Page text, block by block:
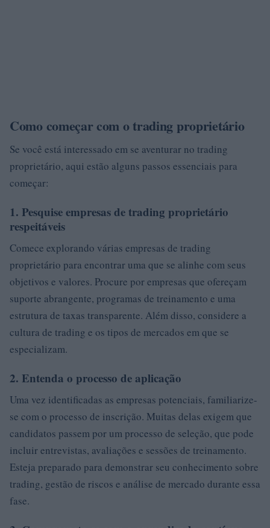
Como começar com o trading proprietário
Se você está interessado em se aventurar no trading
proprietário, aqui estão alguns passos essenciais para
começar:
1. Pesquise empresas de trading proprietário
respeitáveis
Comece explorando várias empresas de trading
proprietário para encontrar uma que se alinhe com seus
objetivos e valores. Procure por empresas que ofereçam
suporte abrangente, programas de treinamento e uma
estrutura de taxas transparente. Além disso, considere a
cultura de trading e os tipos de mercados em que se
especializam.
2. Entenda o processo de aplicação
Uma vez identificadas as empresas potenciais, familiarize-
se com o processo de inscrição. Muitas delas exigem que
candidatos passem por um processo de seleção, que pode
incluir entrevistas, avaliações e sessões de treinamento.
Esteja preparado para demonstrar seu conhecimento sobre
trading, gestão de riscos e análise de mercado durante essa
fase.